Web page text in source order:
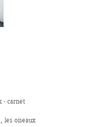
- carnet
les oiseaux